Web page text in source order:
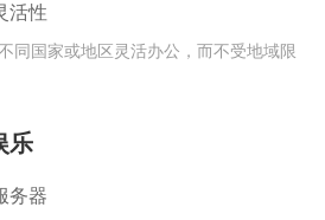
活性
同国家或地区灵活办公，而不受地域限
乐
务器